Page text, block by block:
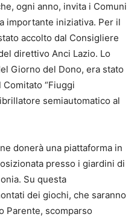
ogni anno, invita i Comuni
importante iniziativa. Per il
accolto dal Consigliere
direttivo Anci Lazio. Lo
Giorno del Dono, era stato
“Fiuggi
semiautomatico al
donerà una piattaforma in
presso i giardini di
Su questa
dei giochi, che saranno
Parente, scomparso